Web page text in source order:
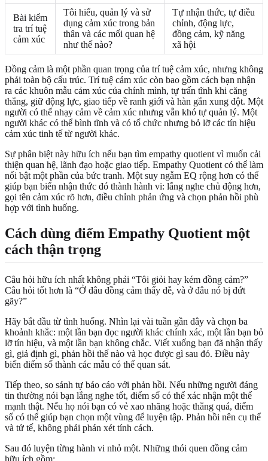
Bài kiểm
tra trí tuệ
cảm xúc
Tôi hiểu, quản lý và sử
dụng cảm xúc trong bản
thân và các mối quan hệ
như thế nào?
Tự nhận thức, tự điều
chỉnh, động lực,
đồng cảm, kỹ năng
xã hội
Đồng cảm là một phần quan trọng của trí tuệ cảm xúc, nhưng không
phải toàn bộ cấu trúc. Trí tuệ cảm xúc còn bao gồm cách bạn nhận
ra các khuôn mẫu cảm xúc của chính mình, tự trấn tĩnh khi căng
thẳng, giữ động lực, giao tiếp về ranh giới và hàn gắn xung đột. Một
người có thể nhạy cảm về cảm xúc nhưng vẫn khó tự quản lý. Một
người khác có thể bình tĩnh và có tổ chức nhưng bỏ lỡ các tín hiệu
cảm xúc tinh tế từ người khác.
Sự phân biệt này hữu ích nếu bạn tìm empathy quotient vì muốn cải
thiện quan hệ, lãnh đạo hoặc giao tiếp. Empathy Quotient có thể làm
nổi bật một phần của bức tranh. Một suy ngẫm EQ rộng hơn có thể
giúp bạn biến nhận thức đó thành hành vi: lắng nghe chủ động hơn,
gọi tên cảm xúc rõ hơn, điều chỉnh phản ứng và chọn phản hồi phù
hợp với tình huống.
Cách dùng điểm Empathy Quotient một
cách thận trọng
Câu hỏi hữu ích nhất không phải “Tôi giỏi hay kém đồng cảm?”
Câu hỏi tốt hơn là “Ở đâu đồng cảm thấy dễ, và ở đâu nó bị đứt
gãy?”
Hãy bắt đầu từ tình huống. Nhìn lại vài tuần gần đây và chọn ba
khoảnh khắc: một lần bạn đọc người khác chính xác, một lần bạn bỏ
lỡ tín hiệu, và một lần bạn không chắc. Viết xuống bạn đã nhận thấy
gì, giả định gì, phản hồi thế nào và học được gì sau đó. Điều này
biến điểm số thành các mẫu có thể quan sát.
Tiếp theo, so sánh tự báo cáo với phản hồi. Nếu những người đáng
tin thường nói bạn lắng nghe tốt, điểm số có thể xác nhận một thế
mạnh thật. Nếu họ nói bạn có vẻ xao nhãng hoặc thẳng quá, điểm
số có thể giúp bạn chọn một vùng để luyện tập. Phản hồi nên cụ thể
và tử tế, không phải phán xét tính cách.
Sau đó luyện từng hành vi nhỏ một. Những thói quen đồng cảm